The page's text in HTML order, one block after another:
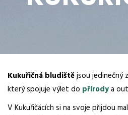
Kukuřičná bludištějsou jedinečný
který spojuje výlet do přírodya
V Kukuřičácích si na svoje přijdou